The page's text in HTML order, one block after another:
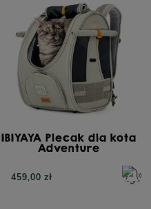
IBIYAYA Plecak dla kota
Adventure
459,00 zł